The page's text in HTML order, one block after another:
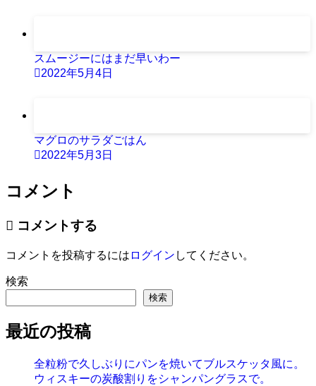
スムージーにはまだ早いわー
2022年5月4日
マグロのサラダごはん
2022年5月3日
コメント
コメントする
コメントを投稿するには ログイン してください。
検索
検索
最近の投稿
全粒粉で久しぶりにパンを焼いてブルスケッタ風に。
ウィスキーの炭酸割りをシャンパングラスで。